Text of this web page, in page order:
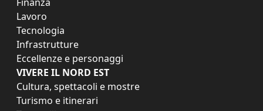
Lavoro
Tecnologia
Infrastrutture
Eccellenze e personaggi
VIVERE IL NORD EST
Cultura, spettacoli e mostre
Turismo e itinerari